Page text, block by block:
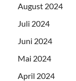
August 2024
Juli 2024
Juni 2024
Mai 2024
April 2024